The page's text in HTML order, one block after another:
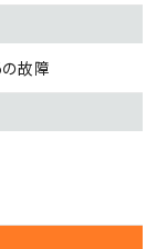
故障